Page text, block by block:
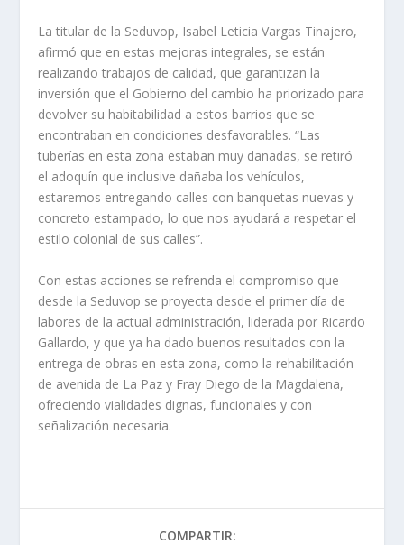
La titular de la Seduvop, Isabel Leticia Vargas Tinajero,
afirmó que en estas mejoras integrales, se están
realizando trabajos de calidad, que garantizan la
inversión que el Gobierno del cambio ha priorizado para
devolver su habitabilidad a estos barrios que se
encontraban en condiciones desfavorables. “Las
tuberías en esta zona estaban muy dañadas, se retiró
el adoquín que inclusive dañaba los vehículos,
estaremos entregando calles con banquetas nuevas y
concreto estampado, lo que nos ayudará a respetar el
estilo colonial de sus calles”.
Con estas acciones se refrenda el compromiso que
desde la Seduvop se proyecta desde el primer día de
labores de la actual administración, liderada por Ricardo
Gallardo, y que ya ha dado buenos resultados con la
entrega de obras en esta zona, como la rehabilitación
de avenida de La Paz y Fray Diego de la Magdalena,
ofreciendo vialidades dignas, funcionales y con
señalización necesaria.
COMPARTIR: